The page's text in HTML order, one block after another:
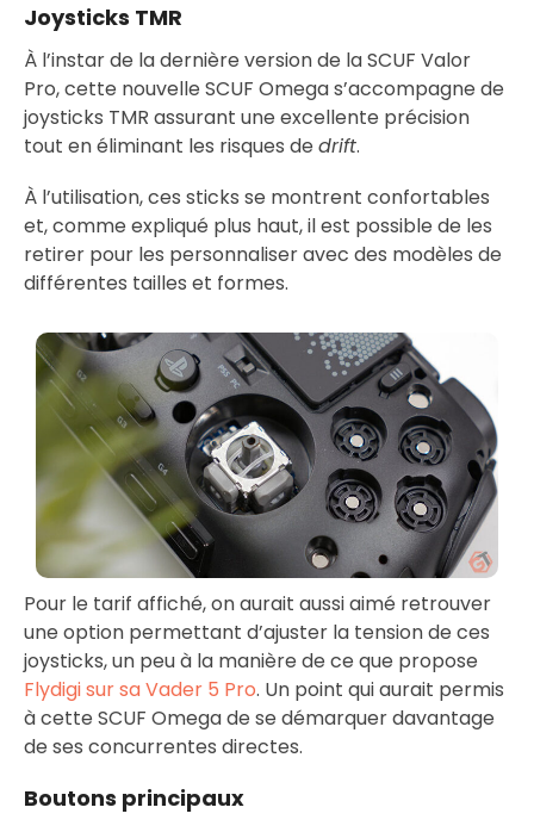
Joysticks TMR
À l’instar de la dernière version de la SCUF Valor
Pro, cette nouvelle SCUF Omega s’accompagne de
joysticks TMR assurant une excellente précision
tout en éliminant les risques de drift.
À l’utilisation, ces sticks se montrent confortables
et, comme expliqué plus haut, il est possible de les
retirer pour les personnaliser avec des modèles de
différentes tailles et formes.
Pour le tarif affiché, on aurait aussi aimé retrouver
une option permettant d’ajuster la tension de ces
joysticks, un peu à la manière de ce que propose
Flydigi sur sa Vader 5 Pro. Un point qui aurait permis
à cette SCUF Omega de se démarquer davantage
de ses concurrentes directes.
Boutons principaux